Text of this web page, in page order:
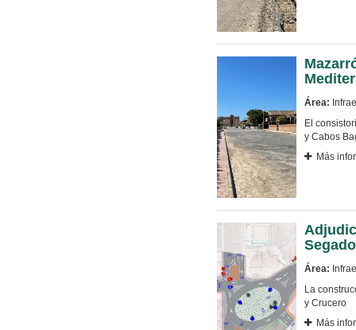
Área:
El
y Cabos
Más
Área:
La
y Crucero
Más